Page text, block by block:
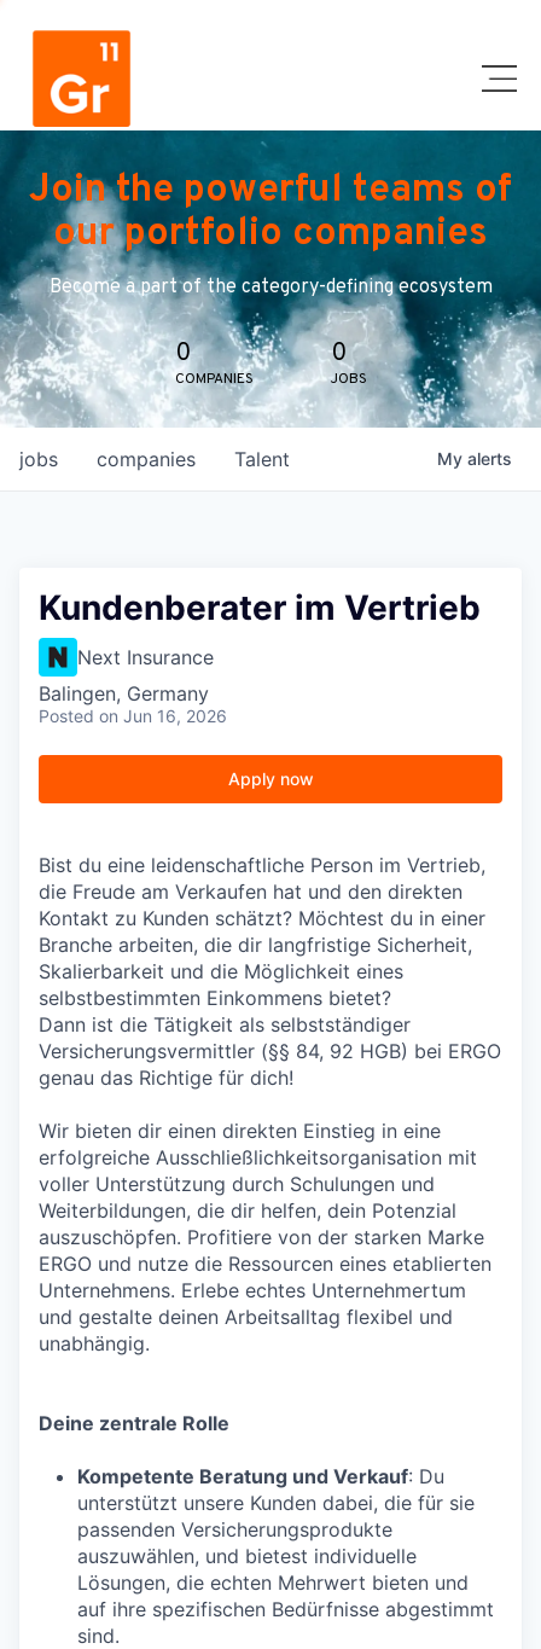
Join the powerful teams of
our portfolio companies
Become a part of the category-defining ecosystem
0
COMPANIES
0
JOBS
jobs companies Talent My alerts
Kundenberater im Vertrieb
Next Insurance
Balingen, Germany
Posted on Jun 16, 2026
Apply now
Bist du eine leidenschaftliche Person im Vertrieb,
die Freude am Verkaufen hat und den direkten
Kontakt zu Kunden schätzt? Möchtest du in einer
Branche arbeiten, die dir langfristige Sicherheit,
Skalierbarkeit und die Möglichkeit eines
selbstbestimmten Einkommens bietet?
Dann ist die Tätigkeit als selbstständiger
Versicherungsvermittler (§§ 84, 92 HGB) bei ERGO
genau das Richtige für dich!
Wir bieten dir einen direkten Einstieg in eine
erfolgreiche Ausschließlichkeitsorganisation mit
voller Unterstützung durch Schulungen und
Weiterbildungen, die dir helfen, dein Potenzial
auszuschöpfen. Profitiere von der starken Marke
ERGO und nutze die Ressourcen eines etablierten
Unternehmens. Erlebe echtes Unternehmertum
und gestalte deinen Arbeitsalltag flexibel und
unabhängig.
Deine zentrale Rolle
Kompetente Beratung und Verkauf: Du
unterstützt unsere Kunden dabei, die für sie
passenden Versicherungsprodukte
auszuwählen, und bietest individuelle
Lösungen, die echten Mehrwert bieten und
auf ihre spezifischen Bedürfnisse abgestimmt
sind.